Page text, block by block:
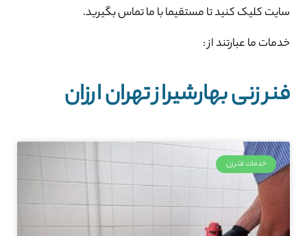
سایت کلیک کنید تا مستقیما با ما تماس بگیرید.
خدمات ما عبارتند از :
فنر زنی بهارشیراز تهران ارزان
خدمات فنرزن